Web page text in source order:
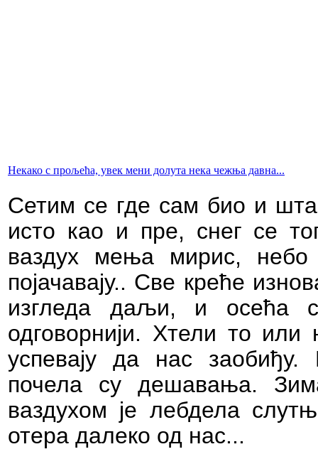
Некако с прољећа, увек мени долута нека чежња давна...
Сетим се где сам био и
исто као и пре, снег се
ваздух мења мирис,
појачавају.. Све креће
изгледа даљи, и осећа
одговорнији. Хтели то
успевају да нас
почела су дешавања.
ваздухом је лебдела
отера далеко од нас...